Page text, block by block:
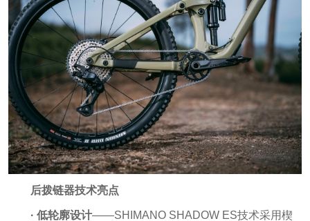
后拨链器技术亮点
· 低轮廓设计——SHIMANO SHADOW ES技术采用楔